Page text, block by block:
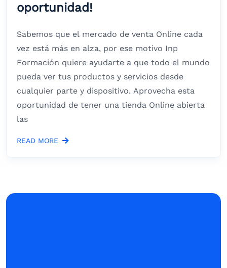
oportunidad!
Sabemos que el mercado de venta Online cada
vez está más en alza, por ese motivo Inp
Formación quiere ayudarte a que todo el mundo
pueda ver tus productos y servicios desde
cualquier parte y dispositivo. Aprovecha esta
oportunidad de tener una tienda Online abierta
las
READ MORE